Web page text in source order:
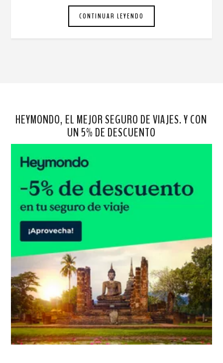
CONTINUAR LEYENDO
HEYMONDO, EL MEJOR SEGURO DE VIAJES. Y CON
UN 5% DE DESCUENTO